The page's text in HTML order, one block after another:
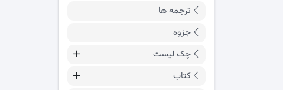
ترجمه ها
جزوه
چک لیست
کتاب